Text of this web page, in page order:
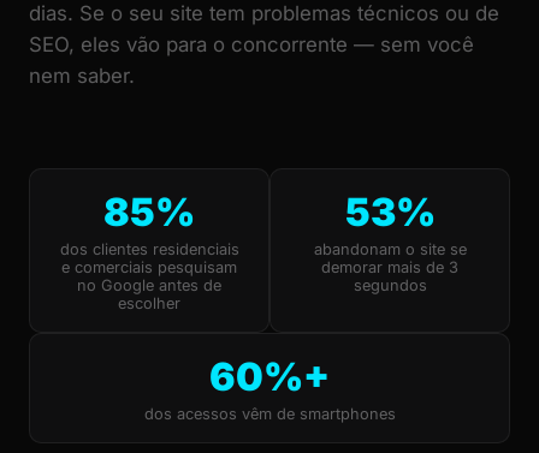
dias. Se o seu site tem problemas técnicos ou de
SEO, eles vão para o concorrente — sem você
nem saber.
85%
dos clientes residenciais
e comerciais pesquisam
no Google antes de
escolher
53%
abandonam o site se
demorar mais de 3
segundos
60%+
dos acessos vêm de smartphones